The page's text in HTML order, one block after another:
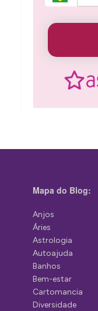
Mapa do Blog:
Anjos
Áries
Astrologia
Autoajuda
Banhos
Bem-estar
Cartomancia
Diversidade